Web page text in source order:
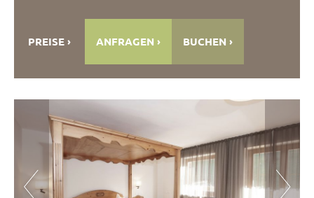
PREISE ANFRAGEN BUCHEN